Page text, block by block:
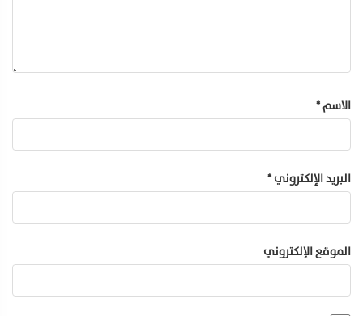
الاسم*
البريد الإلكتروني*
الموقع الإلكتروني